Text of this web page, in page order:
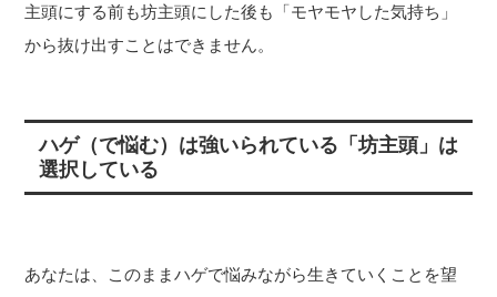
主頭にする前も坊主頭にした後も「モヤモヤした気持ち」
から抜け出すことはできません。
ハゲ（で悩む）は強いられている「坊主頭」は
選択している
あなたは、このままハゲで悩みながら生きていくことを望